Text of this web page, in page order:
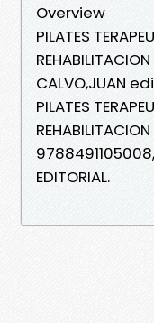
Overview
PILATES
CALVO,JUAN
PILATES
EDITORIAL.